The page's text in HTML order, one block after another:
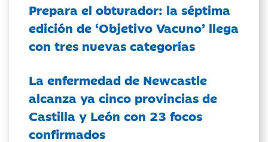
Prepara el obturador: la séptima
edición de ‘Objetivo Vacuno’ llega
con tres nuevas categorías
La enfermedad de Newcastle
alcanza ya cinco provincias de
Castilla y León con 23 focos
confirmados